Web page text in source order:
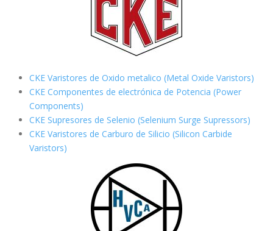
CKE Varistores de Oxido metalico (Metal Oxide Varistors)
CKE Componentes de electrónica de Potencia (Power
Components)
CKE Supresores de Selenio (Selenium Surge Supressors)
CKE Varistores de Carburo de Silicio (Silicon Carbide
Varistors)